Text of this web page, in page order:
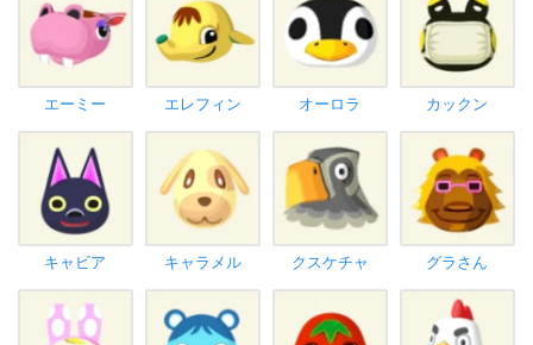
エーミー エレフィン オーロラ カックン
キャビア キャラメル クスケチャ グラさん